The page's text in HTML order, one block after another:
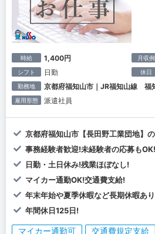
時給 1,400円 月収例
シフト 日勤 休日
勤務地 京都府福知山市｜JR福知山線 福
雇用形態 派遣社員
京都府福知山市【長田野工業団地】
事務経験者歓迎!未経験者の応募もOK!
日勤・土日休み!残業ほぼなし!
マイカー通勤OK!交通費支給!
年末年始や夏季休暇など長期休暇あ
年間休日125日!
マイカー通勤可 交通費規定支給